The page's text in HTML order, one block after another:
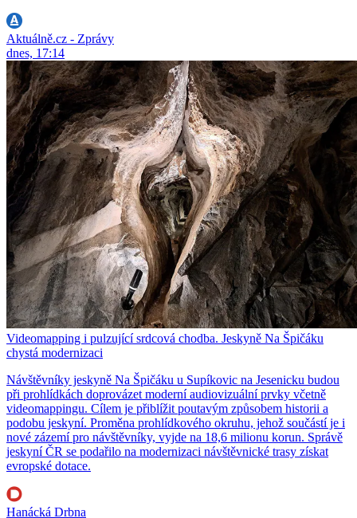
Aktuálně.cz - Zprávy
dnes, 17:14
Videomapping i pulzující srdcová chodba. Jeskyně Na Špičáku
chystá modernizaci
Návštěvníky jeskyně Na Špičáku u Supíkovic na Jesenicku budou
při prohlídkách doprovázet moderní audiovizuální prvky včetně
videomappingu. Cílem je přiblížit poutavým způsobem historii a
podobu jeskyní. Proměna prohlídkového okruhu, jehož součástí je i
nové zázemí pro návštěvníky, vyjde na 18,6 milionu korun. Správě
jeskyní ČR se podařilo na modernizaci návštěvnické trasy získat
evropské dotace.
Hanácká Drbna